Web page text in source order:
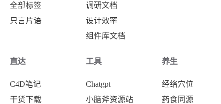
全部标签
只言片语
调研文档
设计效率
组件库文档
直达
C4D笔记
干货下载
工具
Chatgpt
小脑斧资源站
养生
经络穴位
药食同源